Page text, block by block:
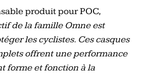
produit pour POC,
de la famille Omne est
les cyclistes. Ces casques
offrent une performance
forme et fonction à la